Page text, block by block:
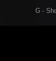
G -